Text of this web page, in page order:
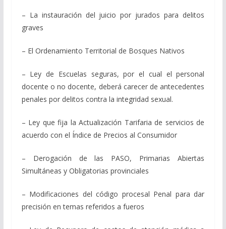
– La instauración del juicio por jurados para delitos
graves
– El Ordenamiento Territorial de Bosques Nativos
– Ley de Escuelas seguras, por el cual el personal
docente o no docente, deberá carecer de antecedentes
penales por delitos contra la integridad sexual.
– Ley que fija la Actualización Tarifaria de servicios de
acuerdo con el Índice de Precios al Consumidor
– Derogación de las PASO, Primarias Abiertas
Simultáneas y Obligatorias provinciales
– Modificaciones del código procesal Penal para dar
precisión en temas referidos a fueros